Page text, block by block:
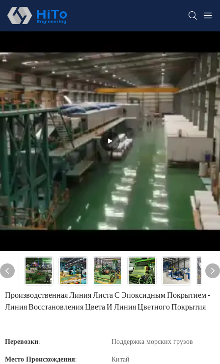
Производственная Линия Листа С Эпоксидным Покрытием -
Линия Восстановления Цвета И Линия Цветного Покрытия
Перевозки:
Поддержка морских грузов
Место Происхождения:
Китай